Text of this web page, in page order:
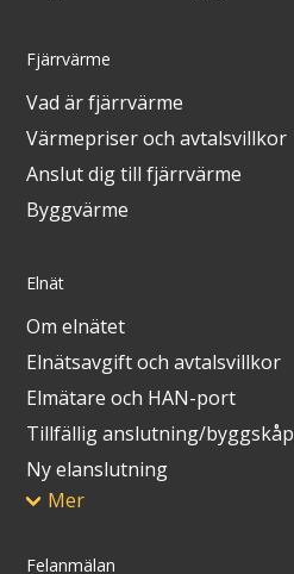
Fjärrvärme
Vad är fjärrvärme
Värmepriser och avtalsvillkor
Anslut dig till fjärrvärme
Byggvärme
Elnät
Om elnätet
Elnätsavgift och avtalsvillkor
Elmätare och HAN-port
Tillfällig anslutning/byggskåp
Ny elanslutning
Mer
Felanmälan